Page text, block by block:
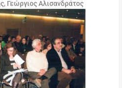
Γεώργιος Αλισανδράτος